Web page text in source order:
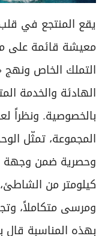
يقع المنتجع في
معيشة قائمة على
التملك الخاص ونهج
الهادئة والخدمة
بالخصوصية. ونظراً
المجموعة، تمثّل
كيلومتر من
ومرسى متكاملاً،
بهذه المناسبة قال